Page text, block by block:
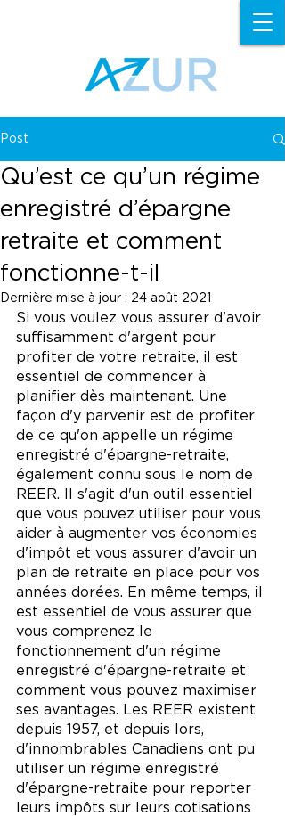
Post
Qu’est ce qu’un régime
enregistré d’épargne
retraite et comment
fonctionne-t-il
Dernière mise à jour : 24 août 2021
Si vous voulez vous assurer d'avoir
suffisamment d'argent pour
profiter de votre retraite, il est
essentiel de commencer à
planifier dès maintenant. Une
façon d'y parvenir est de profiter
de ce qu'on appelle un régime
enregistré d'épargne-retraite,
également connu sous le nom de
REER. Il s'agit d'un outil essentiel
que vous pouvez utiliser pour vous
aider à augmenter vos économies
d'impôt et vous assurer d'avoir un
plan de retraite en place pour vos
années dorées. En même temps, il
est essentiel de vous assurer que
vous comprenez le
fonctionnement d'un régime
enregistré d'épargne-retraite et
comment vous pouvez maximiser
ses avantages. Les REER existent
depuis 1957, et depuis lors,
d'innombrables Canadiens ont pu
utiliser un régime enregistré
d'épargne-retraite pour reporter
leurs impôts sur leurs cotisations